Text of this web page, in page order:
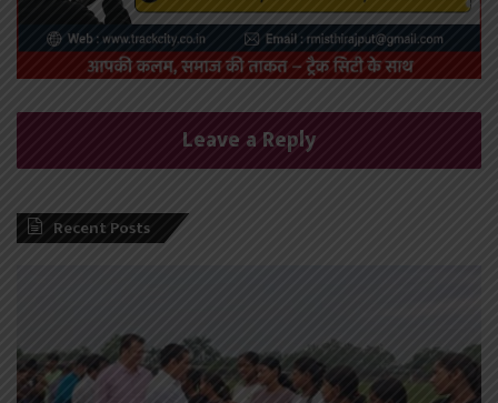
Leave a Reply
Recent Posts